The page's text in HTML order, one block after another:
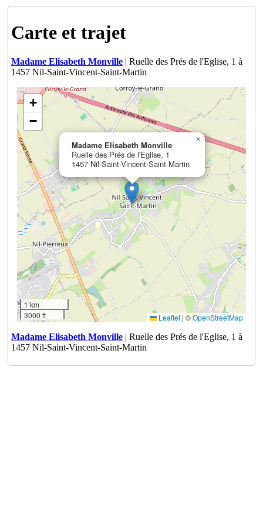
Carte et trajet
Madame Elisabeth Monville| Ruelle des Prés de l'Eglise, 1 à
1457 Nil-Saint-Vincent-Saint-Martin
Madame Elisabeth Monville
Ruelle des Prés de l'Eglise, 1
1457 Nil-Saint-Vincent-Saint-Martin
×
+
−
1 km
3000 ft
Leaflet | ©OpenStreetMap
Madame Elisabeth Monville| Ruelle des Prés de l'Eglise, 1 à
1457 Nil-Saint-Vincent-Saint-Martin